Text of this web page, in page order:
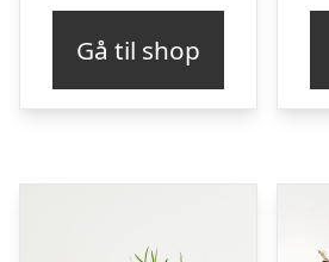
Gå til shop